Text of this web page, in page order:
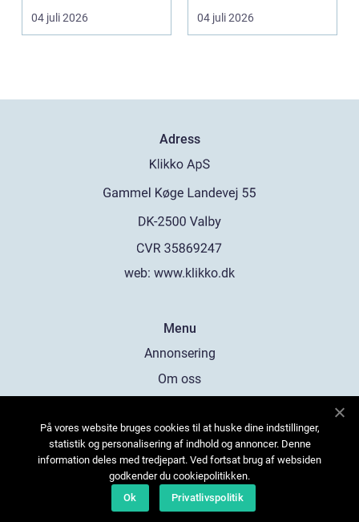
ceremoni, ju...
04 juli 2026
och fastighets...
04 juli 2026
Adress
web: www.klikko.dk
Menu
Annonsering
Om oss
Kontakta oss
Sitemap
På vores website bruges cookies til at huske dine indstillinger,
statistik og personalisering af indhold og annoncer. Denne
information deles med tredjepart. Ved fortsat brug af websiden
godkender du cookiepolitikken.
Ok
Privatlivspolitik